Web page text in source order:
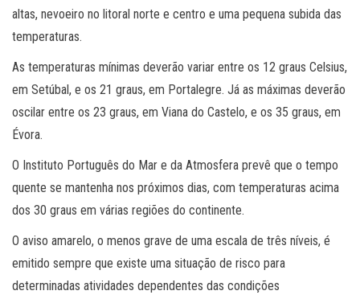
altas, nevoeiro no litoral norte e centro e uma pequena subida das
temperaturas.
As temperaturas mínimas deverão variar entre os 12 graus Celsius,
em Setúbal, e os 21 graus, em Portalegre. Já as máximas deverão
oscilar entre os 23 graus, em Viana do Castelo, e os 35 graus, em
Évora.
O Instituto Português do Mar e da Atmosfera prevê que o tempo
quente se mantenha nos próximos dias, com temperaturas acima
dos 30 graus em várias regiões do continente.
O aviso amarelo, o menos grave de uma escala de três níveis, é
emitido sempre que existe uma situação de risco para
determinadas atividades dependentes das condições